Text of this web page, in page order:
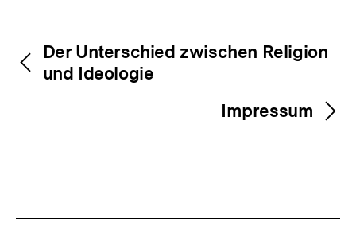
Inhaltsnavigation
Inhaltsnavigation
Der Unterschied zwischen Religion
und Ideologie
Impressum